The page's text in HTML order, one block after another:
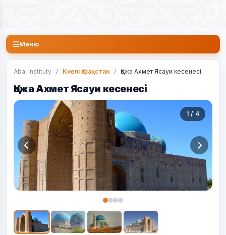
Меню
Abai Instituty / Киелі Қазақстан / Қожа Ахмет Ясауи кесенесі
Қожа Ахмет Ясауи кесенесі
1 / 4